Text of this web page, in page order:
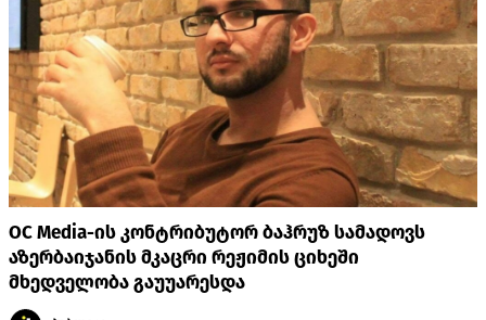
OC Media-ის კონტრიბუტორ ბაჰრუზ სამადოვს
აზერბაიჯანის მკაცრი რეჟიმის ციხეში
მხედველობა გაუუარესდა